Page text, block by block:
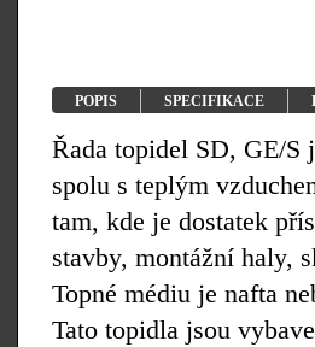
POPIS SPECIFIKACE
Řada topidel SD, GE/S
spolu s teplým
tam, kde je dostatek
stavby, montážní haly,
Topné médiu je nafta
Tato topidla jsou